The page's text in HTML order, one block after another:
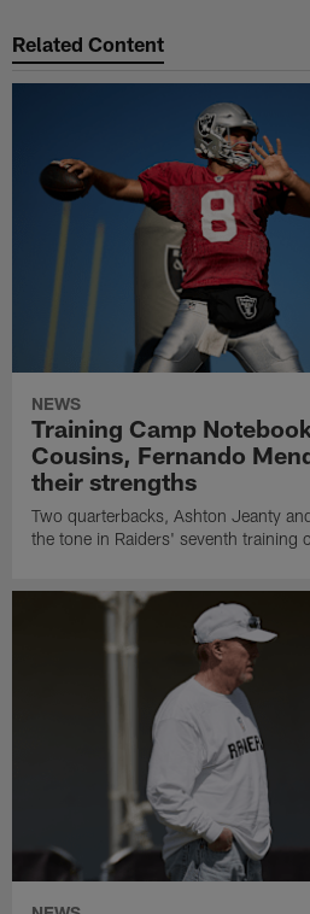
Related Content
NEWS
Training Camp
Cousins, Fernando
their strengths
Two quarterbacks, Ashton Jeanty
the tone in Raiders' seventh training